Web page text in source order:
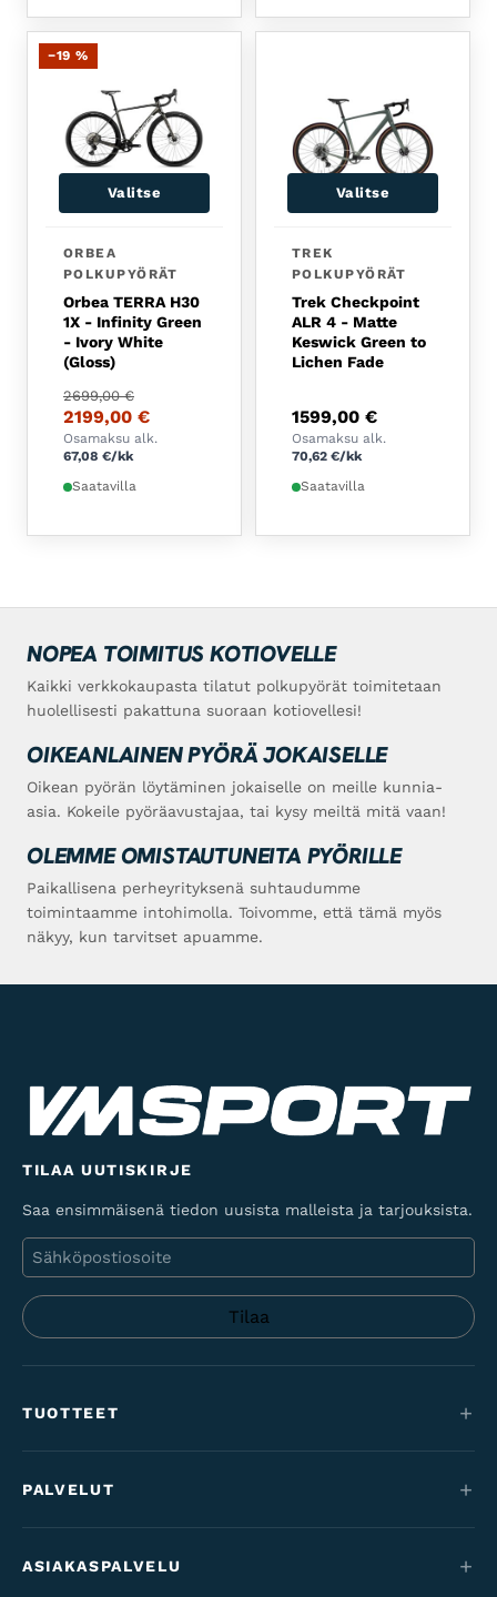
−19 %
Valitse
ORBEA
POLKUPYÖRÄT
Orbea TERRA H30
1X - Infinity Green
- Ivory White
(Gloss)
2699,00€
Alkuperäinen hinta oli: 2699,00 €.
2199,00 €
Nykyinen hinta on: 2199,00 €.
Osamaksu alk.
67,08 €/kk
Saatavilla
Valitse
TREK
POLKUPYÖRÄT
Trek Checkpoint
ALR 4 - Matte
Keswick Green to
Lichen Fade
1599,00 €
Osamaksu alk.
70,62 €/kk
Saatavilla
NOPEA TOIMITUS KOTIOVELLE
Kaikki verkkokaupasta tilatut polkupyörät toimitetaan
huolellisesti pakattuna suoraan kotiovellesi!
OIKEANLAINEN PYÖRÄ JOKAISELLE
Oikean pyörän löytäminen jokaiselle on meille kunnia-
asia. Kokeile pyöräavustajaa, tai kysy meiltä mitä vaan!
OLEMME OMISTAUTUNEITA PYÖRILLE
Paikallisena perheyrityksenä suhtaudumme
toimintaamme intohimolla. Toivomme, että tämä myös
näkyy, kun tarvitset apuamme.
TILAA UUTISKIRJE
Saa ensimmäisenä tiedon uusista malleista ja tarjouksista.
Sähköposti
TUOTTEET
Maantie & gravel
PALVELUT
ASIAKASPALVELU